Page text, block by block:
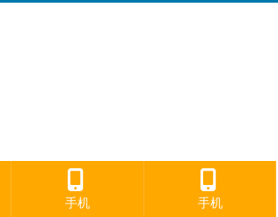
手机 手机